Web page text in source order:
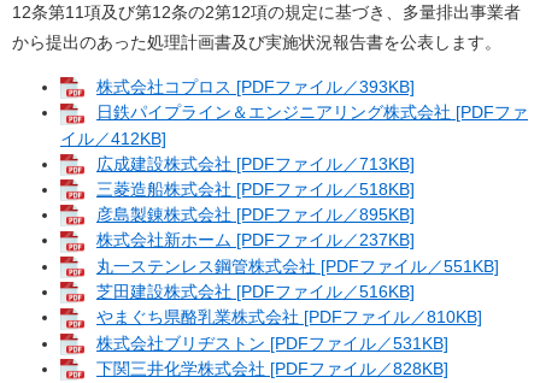
12条第11項及び第12条の2第12項の規定に基づき、多量排出事業者
から提出のあった処理計画書及び実施状況報告書を公表します。
株式会社コプロス [PDFファイル／393KB]
日鉄パイプライン＆エンジニアリング株式会社 [PDFファ
イル／412KB]
広成建設株式会社 [PDFファイル／713KB]
三菱造船株式会社 [PDFファイル／518KB]
彦島製錬株式会社 [PDFファイル／895KB]
株式会社新ホーム [PDFファイル／237KB]
丸一ステンレス鋼管株式会社 [PDFファイル／551KB]
芝田建設株式会社 [PDFファイル／516KB]
やまぐち県酪乳業株式会社 [PDFファイル／810KB]
株式会社ブリヂストン [PDFファイル／531KB]
下関三井化学株式会社 [PDFファイル／828KB]